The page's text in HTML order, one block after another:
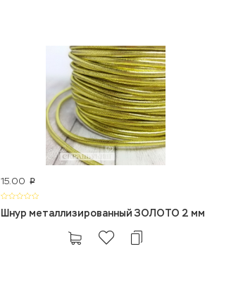
15.00 p
Шнур металлизированный ЗОЛОТО 2 мм